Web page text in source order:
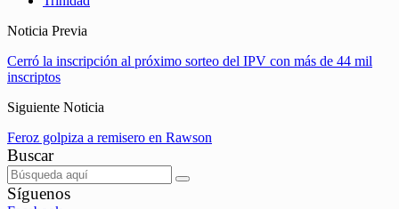
Noticia Previa
Cerró la inscripción al próximo sorteo del IPV con más de 44 mil
inscriptos
Siguiente Noticia
Feroz golpiza a remisero en Rawson
Buscar
Síguenos